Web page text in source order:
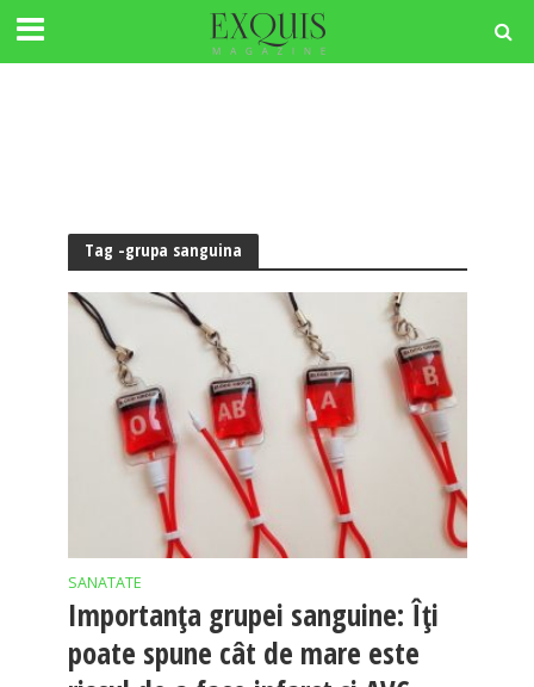
Tag -grupa sanguina
SANATATE
Importanța grupei sanguine: Îți
poate spune cât de mare este